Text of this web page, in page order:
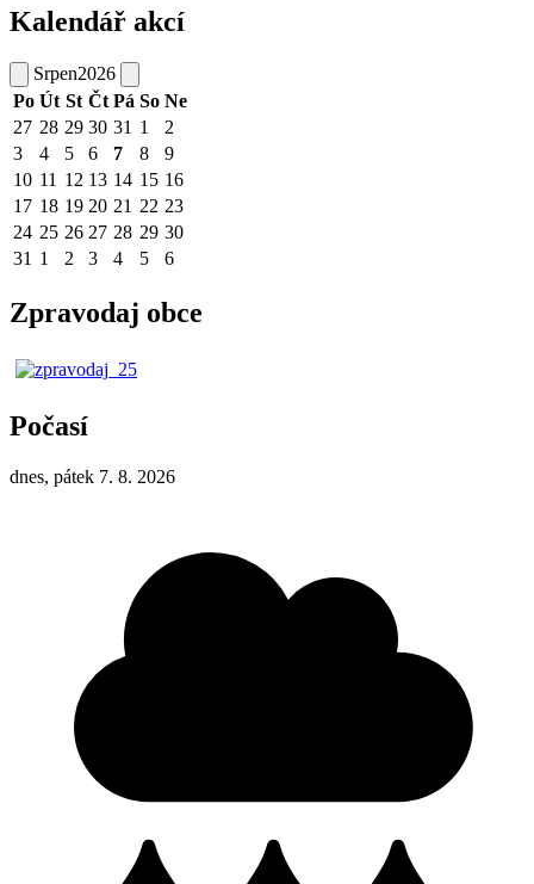
Kalendář akcí
Srpen2026
Po Út St Čt Pá So Ne
27 28 29 30 31 1
2
3
4 5 6 7 8
9
10 11 12 13 14 15 16
17 18 19 20 21 22 23
24 25 26 27 28 29 30
31 1 2 3 4 5 6
Zpravodaj obce
Počasí
dnes, pátek 7. 8. 2026